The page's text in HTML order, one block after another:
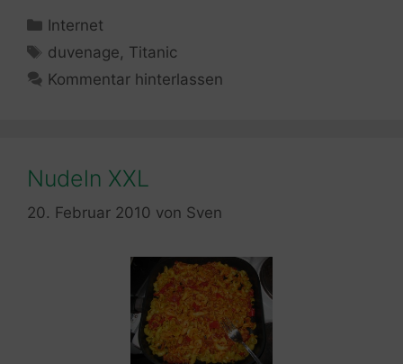
Kategorien
Internet
Schlagwörter
duvenage, Titanic
Kommentar hinterlassen
Nudeln XXL
20. Februar 2010 von Sven